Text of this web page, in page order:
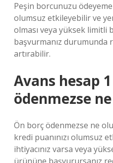
Peşin borcunuzu
olumsuz etkileyebilir ve
olması veya yüksek limitli
başvurmanız durumunda
artırabilir.
Avans hesap
ödenmezse
Ön borç ödenmezse ne
kredi puanınızı olumsuz
ihtiyacınız varsa veya